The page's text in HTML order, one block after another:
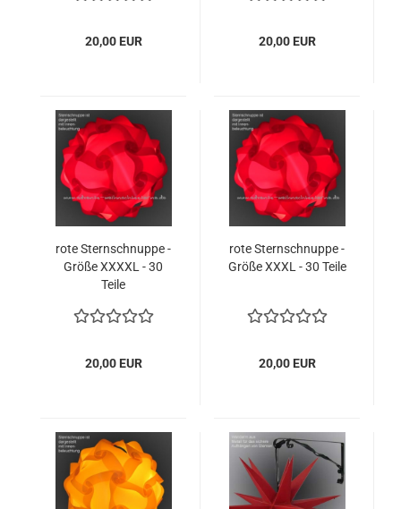
20,00 EUR 20,00 EUR
rote Sternschnuppe -
Größe XXXXL - 30
Teile
20,00 EUR
rote Sternschnuppe -
Größe XXXL - 30 Teile
20,00 EUR